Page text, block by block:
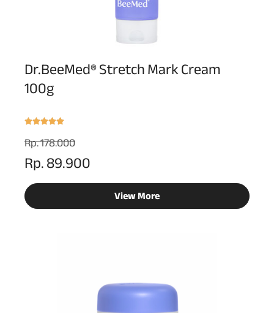
Dr.BeeMed® Stretch Mark Cream
100g
Rp. 178.000
Rp. 89.900
View More